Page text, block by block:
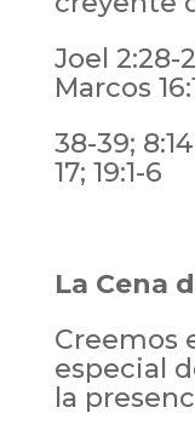
Joel 2:28-
Marcos
38-39;
17; 19:1-6
La Cena
Creemos
especial
la